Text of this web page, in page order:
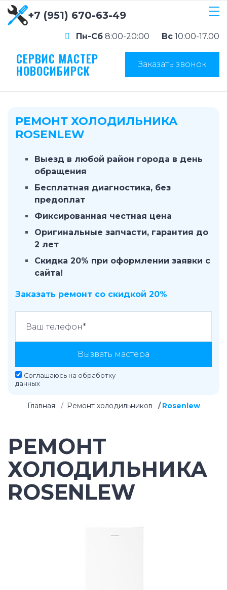
+7 (951) 670-63-49
Пн-Сб 8:00-20:00 Вс 10:00-17.00
СЕРВИС МАСТЕР
НОВОСИБИРСК Заказать звонок
РЕМОНТ ХОЛОДИЛЬНИКА
ROSENLEW
Выезд в любой район города в день
обращения
Бесплатная диагностика, без
предоплат
Фиксированная честная цена
Оригинальные запчасти, гарантия до
2 лет
Скидка 20% при оформлении заявки с
сайта!
Заказать ремонт со скидкой 20%
Вызвать мастера
Соглашаюсь на обработку
данных
Главная Ремонт холодильников Rosenlew
РЕМОНТ
ХОЛОДИЛЬНИКА
ROSENLEW